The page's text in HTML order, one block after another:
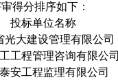
得分排序如下：
投标单位名称
光大建设管理有限公司
工程管理咨询有限公司
安工程监理有限公司